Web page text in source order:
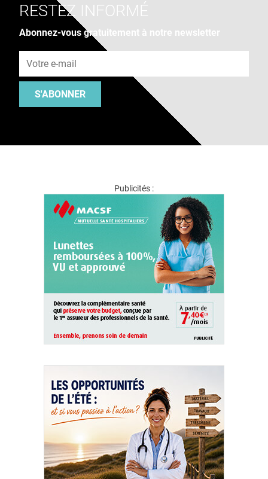
RESTEZ INFORMÉ
Abonnez-vous gratuitement à notre newsletter
S'ABONNER
Publicités :